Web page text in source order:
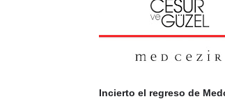
Incierto el regreso de